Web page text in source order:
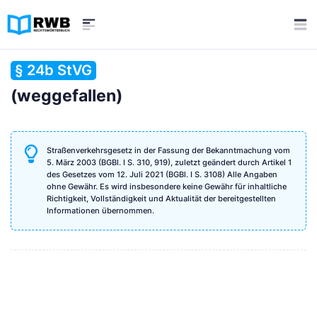
§ 24b StVG
(weggefallen)
Straßenverkehrsgesetz in der Fassung der Bekanntmachung vom
5. März 2003 (BGBl. I S. 310, 919), zuletzt geändert durch Artikel 1
des Gesetzes vom 12. Juli 2021 (BGBl. I S. 3108) Alle Angaben
ohne Gewähr. Es wird insbesondere keine Gewähr für inhaltliche
Richtigkeit, Vollständigkeit und Aktualität der bereitgestellten
Informationen übernommen.